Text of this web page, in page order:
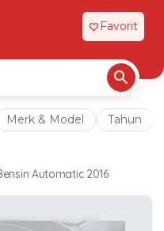
favorite Favorit
Merk & Model Tahun
Automatic 2016